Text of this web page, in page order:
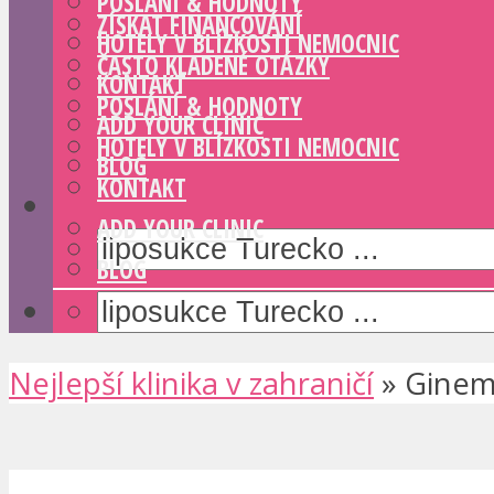
HOTELY V BLÍZKOSTI NEMOCNIC
KONTAKT
ADD YOUR CLINIC
BLOG
ZÍSKAT FINANCOVÁNÍ
ČASTO KLADENÉ OTÁZKY
POSLÁNÍ & HODNOTY
HOTELY V BLÍZKOSTI NEMOCNIC
KONTAKT
ADD YOUR CLINIC
BLOG
Nejlepší klinika v zahraničí »